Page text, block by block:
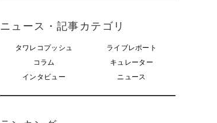
ニュース・記事カテゴリ
タワレコプッシュ
ライブレポート
コラム
キュレーター
インタビュー
ニュース